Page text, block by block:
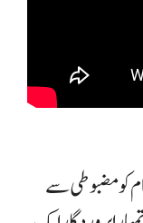
کو مضبوطی سے